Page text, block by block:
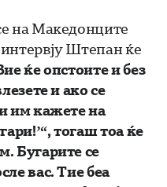
на Македонците
Штепан ќе
ќе опстоите и без
и ако се
им кажете на
тогаш тоа ќе
Бугарите се
вас. Тие беа